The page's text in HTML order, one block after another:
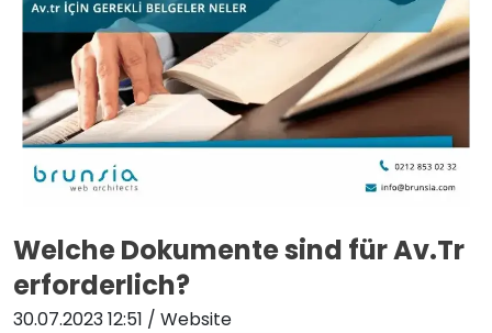
Welche Dokumente sind für Av.Tr
erforderlich?
30.07.2023 12:51 / Website